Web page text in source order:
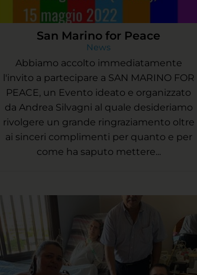
San Marino for Peace
News
Abbiamo accolto immediatamente
l'invito a partecipare a SAN MARINO FOR
PEACE, un Evento ideato e organizzato
da Andrea Silvagni al quale desideriamo
rivolgere un grande ringraziamento oltre
ai sinceri complimenti per quanto e per
come ha saputo mettere...